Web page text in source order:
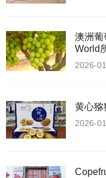
澳洲葡
World
2026-
黄心猕
2026-